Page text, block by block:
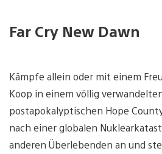
Far Cry New Dawn
Kämpfe allein oder mit einem
Koop in einem völlig
postapokalyptischen Hope
nach einer globalen
anderen Überlebenden an und